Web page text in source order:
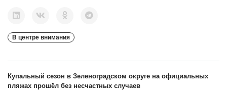
В центре внимания
Купальный сезон в Зеленоградском округе на официальных
пляжах прошёл без несчастных случаев